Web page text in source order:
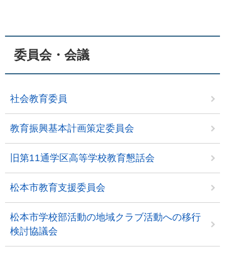
へ
委員会・会議
社会教育委員
教育振興基本計画策定委員会
旧第11通学区高等学校教育懇話会
松本市教育支援委員会
松本市学校部活動の地域クラブ活動への移行
検討協議会